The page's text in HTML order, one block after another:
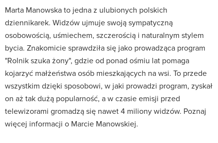
Marta Manowska to jedna z ulubionych polskich
dziennikarek. Widzów ujmuje swoją sympatyczną
osobowością, uśmiechem, szczerością i naturalnym stylem
bycia. Znakomicie sprawdziła się jako prowadząca program
"Rolnik szuka żony", gdzie od ponad ośmiu lat pomaga
kojarzyć małżeństwa osób mieszkających na wsi. To przede
wszystkim dzięki sposobowi, w jaki prowadzi program, zyskał
on aż tak dużą popularność, a w czasie emisji przed
telewizorami gromadzą się nawet 4 miliony widzów. Poznaj
więcej informacji o Marcie Manowskiej.